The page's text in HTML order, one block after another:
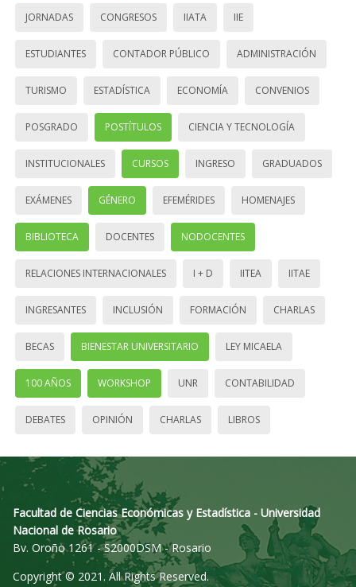
JORNADAS CONGRESOS IIATA IIE
ESTUDIANTES CONTADOR PÚBLICO ADMINISTRACIÓN
TURISMO ESTADÍSTICA ECONOMÍA CONVENIOS
POSGRADO POSTÍTULOS CIENCIA Y TECNOLOGÍA
INSTITUCIONALES CURSOS INGRESO GRADUADOS
EXÁMENES GÉNERO EFEMÉRIDES HOMENAJES
BIBLIOTECA DOCENTES NODOCENTES
RELACIONES INTERNACIONALES I + D IITEA IITAE
INGRESANTES INCLUSIÓN FORMACIÓN CHARLAS
BECAS BIENESTAR UNIVERSITARIO LEY MICAELA
100 AÑOS WORKSHOP UNR CONTABILIDAD
DEBATES OPINIÓN CHARLAS LIBROS
Facultad de Ciencias Económicas y Estadística - Universidad
Nacional de Rosario
Bv. Oroño 1261 - S2000DSM - Rosario
Copyright © 2021. All Rights Reserved.